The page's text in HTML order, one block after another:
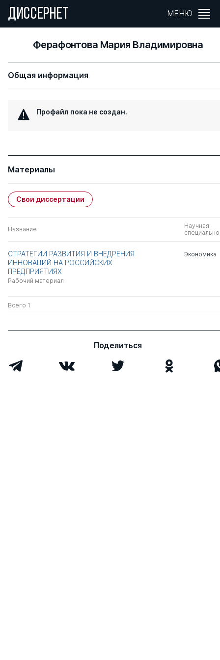
ДИССЕРНЕТ МЕНЮ
Ферафонтова Мария Владимировна
Общая информация
Профайл пока не создан.
Материалы
Свои диссертации
Название
Научная
СТРАТЕГИИ РАЗВИТИЯ И ВНЕДРЕНИЯ
ИННОВАЦИЙ НА РОССИЙСКИХ
ПРЕДПРИЯТИЯХ
Рабочий материал
Экономика
Всего 1
Поделиться